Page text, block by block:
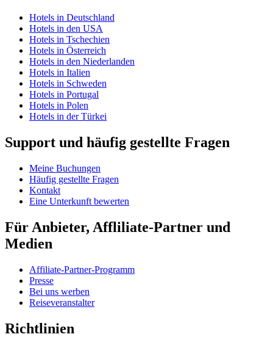
Hotels in Deutschland
Hotels in den USA
Hotels in Tschechien
Hotels in Österreich
Hotels in den Niederlanden
Hotels in Italien
Hotels in Schweden
Hotels in Portugal
Hotels in Polen
Hotels in der Türkei
Support und häufig gestellte Fragen
Meine Buchungen
Häufig gestellte Fragen
Kontakt
Eine Unterkunft bewerten
Für Anbieter, Affliliate-Partner und
Medien
Affiliate-Partner-Programm
Presse
Bei uns werben
Reiseveranstalter
Richtlinien